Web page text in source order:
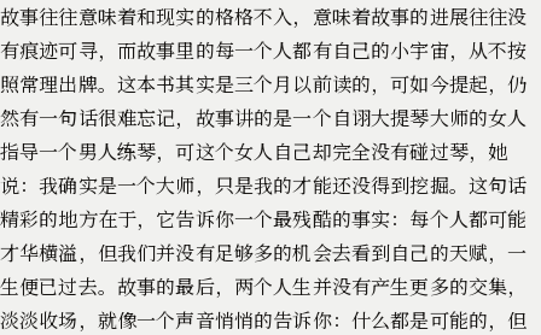
故事往往意味着和现实的格格不入，意味着故事的进展往往没
有痕迹可寻，而故事里的每一个人都有自己的小宇宙，从不按
照常理出牌。这本书其实是三个月以前读的，可如今提起，仍
然有一句话很难忘记，故事讲的是一个自诩大提琴大师的女人
指导一个男人练琴，可这个女人自己却完全没有碰过琴，她
说：我确实是一个大师，只是我的才能还没得到挖掘。这句话
精彩的地方在于，它告诉你一个最残酷的事实：每个人都可能
才华横溢，但我们并没有足够多的机会去看到自己的天赋，一
生便已过去。故事的最后，两个人生并没有产生更多的交集，
淡淡收场，就像一个声音悄悄的告诉你：什么都是可能的，但